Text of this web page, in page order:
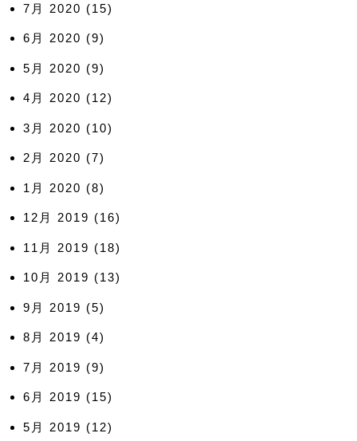
7月 2020 (15)
6月 2020 (9)
5月 2020 (9)
4月 2020 (12)
3月 2020 (10)
2月 2020 (7)
1月 2020 (8)
12月 2019 (16)
11月 2019 (18)
10月 2019 (13)
9月 2019 (5)
8月 2019 (4)
7月 2019 (9)
6月 2019 (15)
5月 2019 (12)